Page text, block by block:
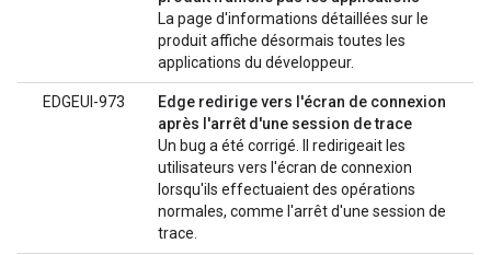
La page d'informations détaillées sur le
produit affiche désormais toutes les
applications du développeur.
EDGEUI-973
Edge redirige vers l'écran de connexion
après l'arrêt d'une session de trace
Un bug a été corrigé. Il redirigeait les
utilisateurs vers l'écran de connexion
lorsqu'ils effectuaient des opérations
normales, comme l'arrêt d'une session de
trace.